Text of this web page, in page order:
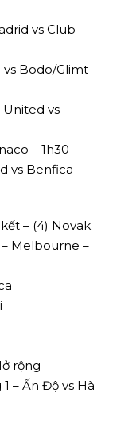
vs Club
vs Bodo/Glimt
United vs
– 1h30
vs Benfica –
– (4) Novak
– Melbourne –
rộng
– Ấn Độ vs Hà